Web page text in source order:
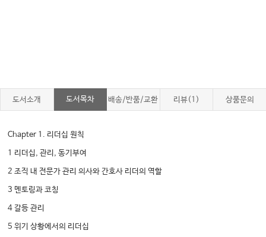
도서소개 도서목차 배송/반품/교환 리뷰(1) 상품문의
Chapter 1. 리더십 원칙
1 리더십, 관리, 동기부여
2 조직 내 전문가 관리 의사와 간호사 리더의 역할
3 멘토링과 코칭
4 갈등 관리
5 위기 상황에서의 리더십